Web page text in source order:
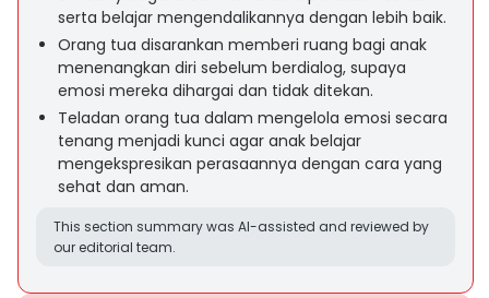
serta belajar mengendalikannya dengan lebih baik.
Orang tua disarankan memberi ruang bagi anak
menenangkan diri sebelum berdialog, supaya
emosi mereka dihargai dan tidak ditekan.
Teladan orang tua dalam mengelola emosi secara
tenang menjadi kunci agar anak belajar
mengekspresikan perasaannya dengan cara yang
sehat dan aman.
This section summary was AI-assisted and reviewed by
our editorial team.